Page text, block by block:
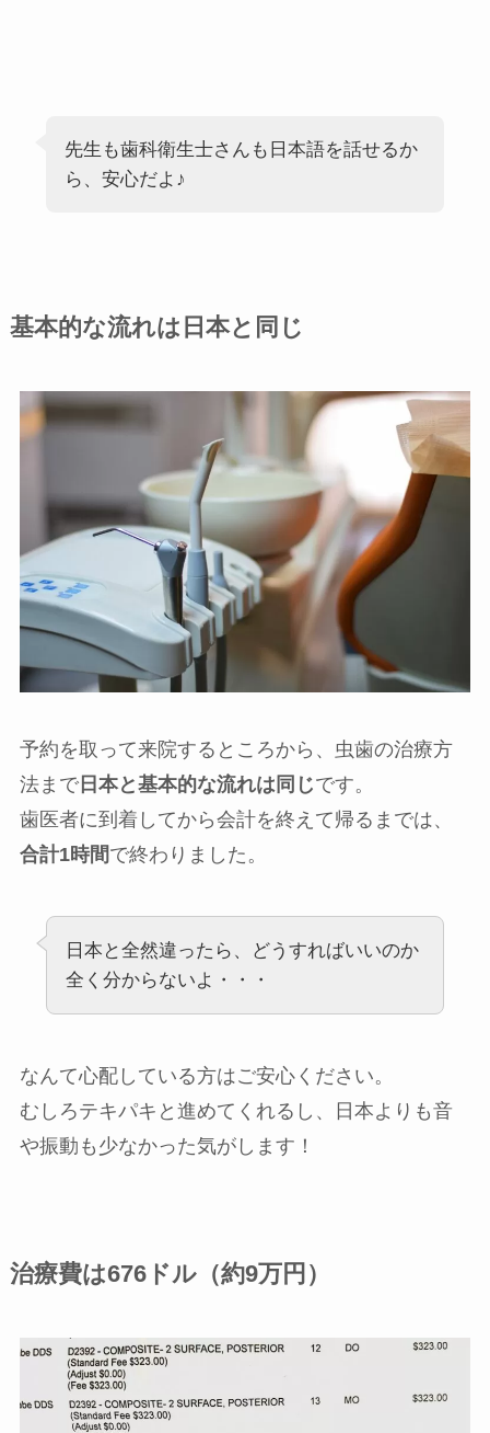
先生も歯科衛生士さんも日本語を話せるか
ら、安心だよ♪
基本的な流れは日本と同じ
予約を取って来院するところから、虫歯の治療方
法まで日本と基本的な流れは同じです。
歯医者に到着してから会計を終えて帰るまでは、
合計1時間で終わりました。
日本と全然違ったら、どうすればいいのか
全く分からないよ・・・
なんて心配している方はご安心ください。
むしろテキパキと進めてくれるし、日本よりも音
や振動も少なかった気がします！
治療費は676ドル（約9万円）